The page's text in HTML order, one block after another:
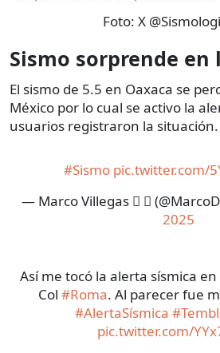
Foto: X
Sismo sorprende en
El sismo de 5.5 en Oaxaca se
México por lo cual se activo la
usuarios registraron la situación.
#Sismo pic.twitter.com/
— Marco Villegas  🪴
2025
Así me tocó la alerta sísmica
Col #Roma. Al parecer fue
#AlertaSísmica
pic.twitter.com/